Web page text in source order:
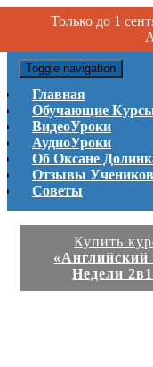
Только до 1
Toggle navigation
Главная
Обучающие
ВидеоУроки
АудиоУроки
Об Оксане
Отзывы Учеников
Советы
Купить
«Английский
Недели